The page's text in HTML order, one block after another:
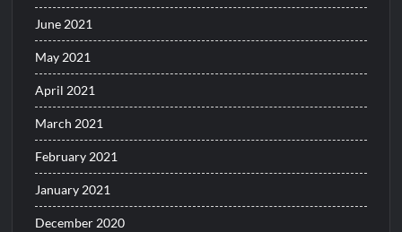
June 2021
May 2021
April 2021
March 2021
February 2021
January 2021
December 2020